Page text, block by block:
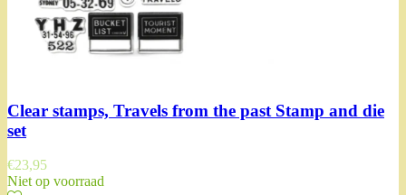
Clear stamps, Travels from the past Stamp and die
set
€23,95
Niet op voorraad